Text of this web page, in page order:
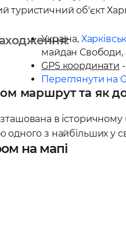
який був зведений
роки. Споруда була
і вартість
туристичний об'єкт
Україна,
майдан Свободи,
GPS координати
Переглянути на
маршрут та як
в історичному
одного з найбільших у
на мапі